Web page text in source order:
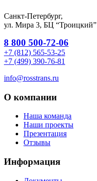
Санкт-Петербург,
ул. Мира 3, БЦ “Троицкий”
8 800 500-72-06
+7 (812) 565-53-25
+7 (499) 390-76-81
info@rosstrans.ru
О компании
Наша команда
Наши проекты
Презентация
Отзывы
Информация